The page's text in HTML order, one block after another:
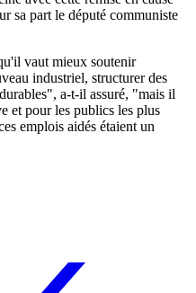
sa part le député communiste
vaut mieux soutenir
industriel, structurer des
a-t-il assuré, "mais il
et pour les publics les plus
emplois aidés étaient un